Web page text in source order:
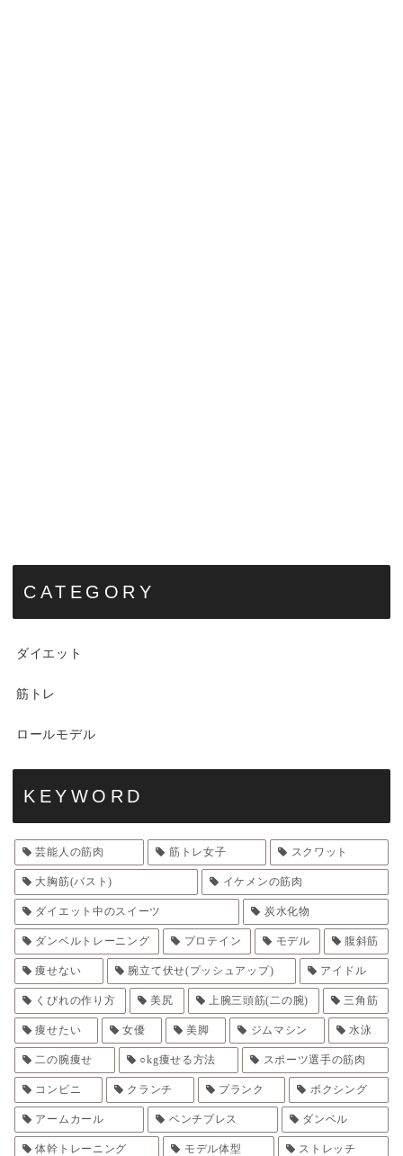
CATEGORY
ダイエット
筋トレ
ロールモデル
KEYWORD
芸能人の筋肉 筋トレ女子 スクワット
大胸筋(バスト) イケメンの筋肉
ダイエット中のスイーツ 炭水化物
ダンベルトレーニング プロテイン モデル 腹斜筋
痩せない 腕立て伏せ(プッシュアップ) アイドル
くびれの作り方 美尻 上腕三頭筋(二の腕) 三角筋
痩せたい 女優 美脚 ジムマシン 水泳
二の腕痩せ ○kg痩せる方法 スポーツ選手の筋肉
コンビニ クランチ プランク ボクシング
アームカール ベンチプレス ダンベル
体幹トレーニング モデル体型 ストレッチ